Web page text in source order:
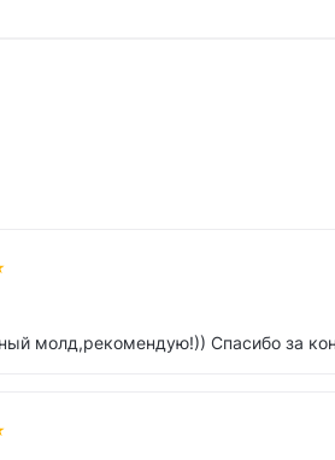
молд,рекомендую!)) Спасибо за